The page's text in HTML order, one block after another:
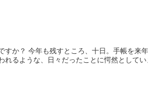
すか？ 今年も残すところ、十日。手帳を来
れるような、日々だったことに愕然として